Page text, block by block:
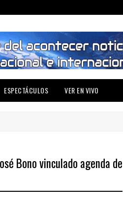
ESPECTÁCULOS VER EN VIVO
Bono vinculado agenda de